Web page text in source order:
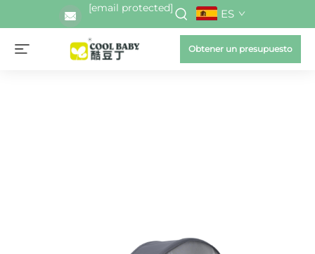
[email protected] ES
Obtener un presupuesto